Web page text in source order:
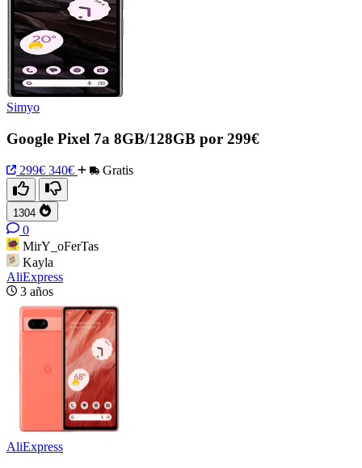
Simyo
Google Pixel 7a 8GB/128GB por 299€
299€ 340€ Gratis
1304
0
MirY_oFerTas
Kayla
AliExpress
3 años
AliExpress